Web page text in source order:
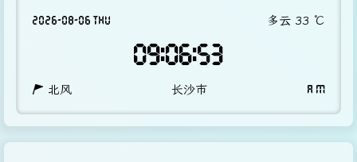
2026-08-06 THU 多云 33 ℃
09:06:54
北风 长沙市 A M